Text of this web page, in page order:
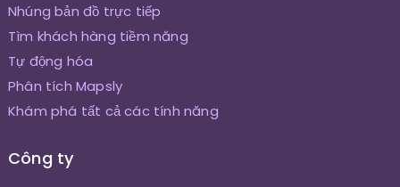
Nhúng bản đồ trực tiếp
Tìm khách hàng tiềm năng
Tự động hóa
Phân tích Mapsly
Khám phá tất cả các tính năng
Công ty